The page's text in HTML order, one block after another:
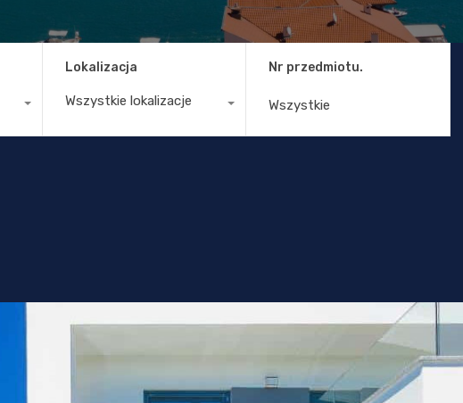
Lokalizacja
Wszystkie lokalizacje
Nr przedmiotu.